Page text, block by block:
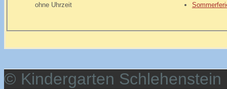
ohne Uhrzeit
© Kindergarten Schlehenstein